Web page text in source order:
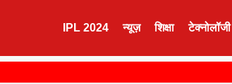
IPL 2024 न्यूज़ शिक्षा टेक्नोलॉजी